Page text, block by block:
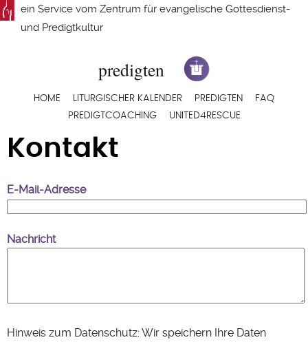
Direkt
zum
ein Service vom Zentrum für evangelische Gottesdienst-
und Predigtkultur
Hauptnavigation
HOME LITURGISCHER KALENDER PREDIGTEN
FAQ
PREDIGTCOACHING
UNITED4RESCUE
Kontakt
E-Mail-Adresse
Nachricht
Hinweis zum Datenschutz: Wir speichern Ihre Daten